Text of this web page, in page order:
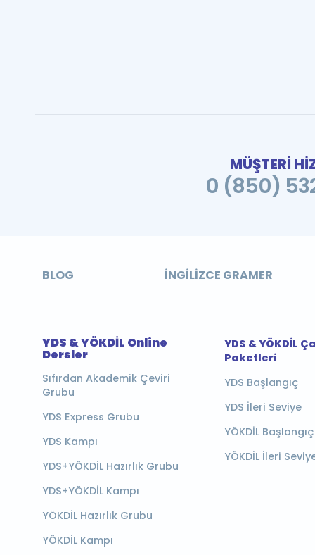
MÜŞTERİ
0 (850)
BLOG İNGILIZCE GRAMER
YDS & YÖKDİL Online
Dersler
Sıfırdan Akademik Çeviri
Grubu
YDS Express Grubu
YDS Kampı
YDS+YÖKDİL Hazırlık Grubu
YDS+YÖKDİL Kampı
YÖKDİL Hazırlık Grubu
YÖKDİL Kampı
YDS & YÖKDİL
Paketleri
YDS Başlangıç
YDS İleri Seviye
YÖKDİL Başlangıç
YÖKDİL İleri